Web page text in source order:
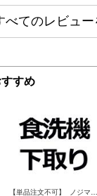
てのレビュー
すめ